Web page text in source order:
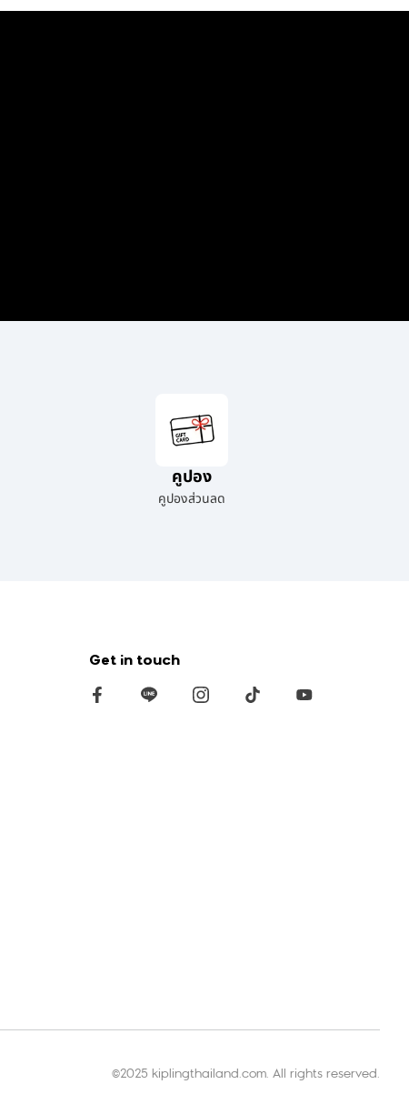
คูปอง
คูปองส่วนลด
Get in touch
©2025 kiplingthailand.com. All rights reserved.